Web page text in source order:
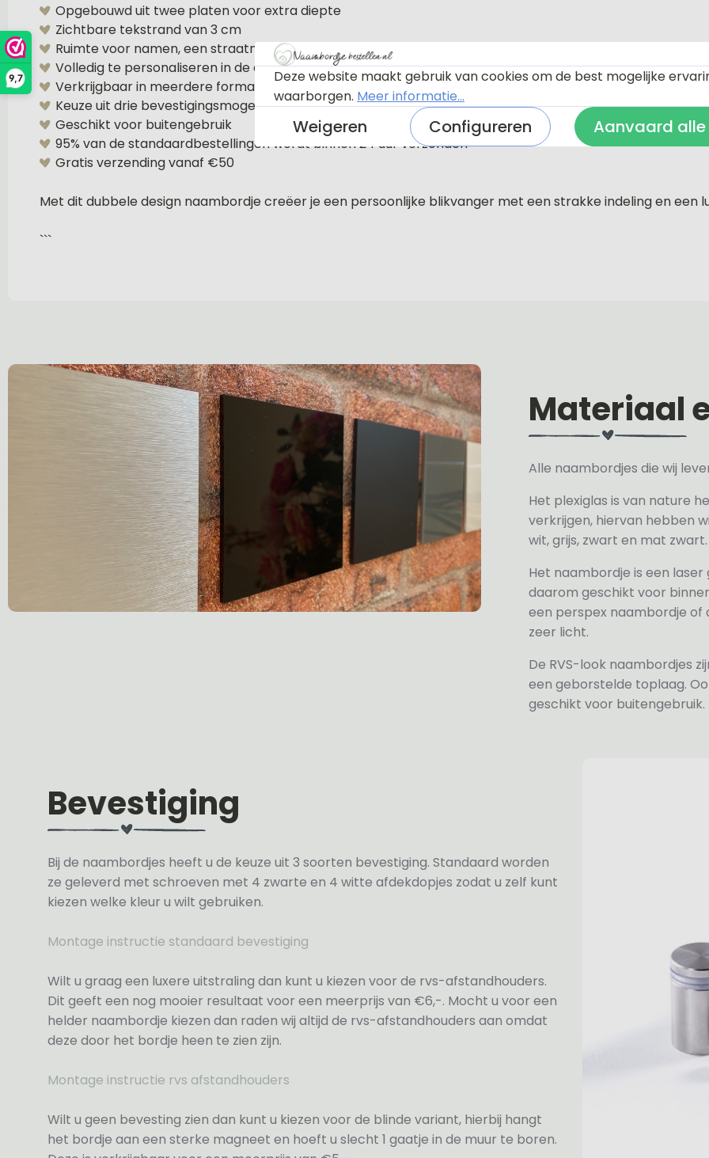
9,7
Opgebouwd uit twee platen voor extra diepte
Zichtbare tekstrand van 3 cm
Ruimte voor namen, een straatnaam of aanvullende tekst
Volledig te personaliseren in de ontwerptool
Verkrijgbaar in meerdere formaten
Keuze uit drie bevestigingsmogelijkheden
Geschikt voor buitengebruik
95% van de standaardbestellingen wordt binnen 24 uur verzonden
Gratis verzending vanaf €50
Met dit dubbele design naambordje creëer je een persoonlijke blikvanger met een strakke indeling en een
```
Materiaal
Alle naambordjes die wij
Het plexiglas is van nature
verkrijgen, hiervan hebben
wit, grijs, zwart en mat zwart.
Het naambordje is een
daarom geschikt voor
een perspex naambordje
zeer licht.
De RVS-look naambordjes
een geborstelde toplaag.
geschikt voor buitengebruik.
Bevestiging
Bij de naambordjes heeft u de keuze uit 3 soorten bevestiging. Standaard worden
ze geleverd met schroeven met 4 zwarte en 4 witte afdekdopjes zodat u zelf kunt
kiezen welke kleur u wilt gebruiken.
Montage instructie standaard bevestiging
Wilt u graag een luxere uitstraling dan kunt u kiezen voor de rvs-afstandhouders.
Dit geeft een nog mooier resultaat voor een meerprijs van €6,-. Mocht u voor een
helder naambordje kiezen dan raden wij altijd de rvs-afstandhouders aan omdat
deze door het bordje heen te zien zijn.
Montage instructie rvs afstandhouders
Wilt u geen bevesting zien dan kunt u kiezen voor de blinde variant, hierbij hangt
het bordje aan een sterke magneet en hoeft u slecht 1 gaatje in de muur te boren.
Deze website maakt gebruik van cookies om de best mogelijke
waarborgen. Meer informatie...
Weigeren Configureren Aanvaard